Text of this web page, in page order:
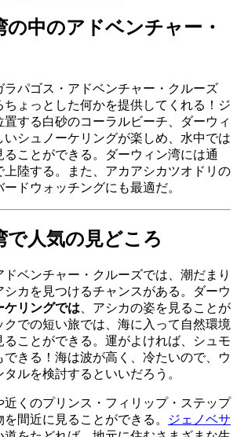
の中のアドベンチャー・
ラパゴス・アドベンチャー・クルーズ
ちょっとした何かを提供してくれる！ジ
置する白砂のコーラルビーチ、ダーウィ
いシュノーケリングが楽しめ、水中では
ことができる。ダーウィン湾には通
上陸する。また、アカアシカツオドリの
ドウォッチングにも最適だ。
で人気の見どころ
ドベンチャー・クルーズでは、潮だまり
シカを見つけるチャンスがある。ダーウ
ケリングでは 、アシカの姿を見ることが
クでの短い旅では、海に入って自然環境
ことができる。運がよければ、シュモ
できる！海は波が高く、冷たいので、ウ
ルを検討するといいだろう。
近くのプリンス・フィリップ・ステップ
間近に見ることができる。
ジェノベサ